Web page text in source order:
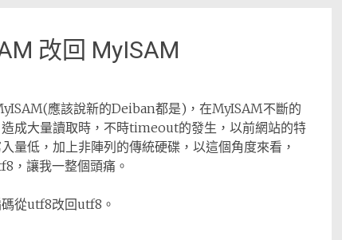
改回 MyISAM
應該說新的Deiban都是)，在MyISAM不斷的
成大量讀取時，不時timeout的發生，以前網站的特
量低，加上非陣列的傳統硬碟，以這個角度來看，
，讓我一整個頭痛。
從utf8改回utf8。